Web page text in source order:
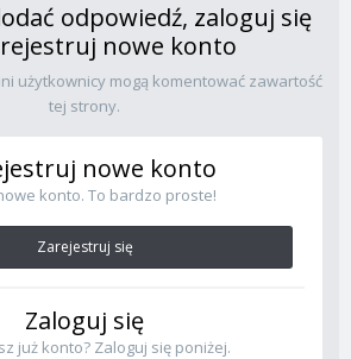
odpowiedź, zaloguj się
nowe konto
użytkownicy mogą komentować zawartość
tej strony.
nowe konto
konto. To bardzo proste!
Zarejestruj się
Zaloguj się
już konto? Zaloguj się poniżej.